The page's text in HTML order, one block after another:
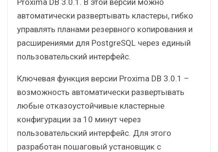
автоматически развертывать кластеры, гибко
управлять планами резервного копирования и
расширениями для PostgreSQL через единый
пользовательский интерфейс.
Ключевая функция версии Proxima DB 3.0.1 –
возможность автоматически развертывать
любые отказоустойчивые кластерные
конфигурации за 10 минут через
пользовательский интерфейс. Для этого
разработан пошаговый установщик с